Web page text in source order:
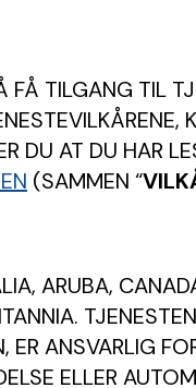
FÅ TILGANG TIL
DU AT DU HAR
(SAMMEN “
ARUBA,
ANSVARLIG
ELLER